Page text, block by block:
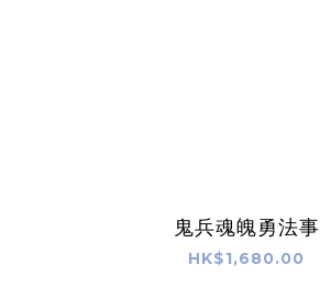
鬼兵魂魄勇法事
HK$1,680.00